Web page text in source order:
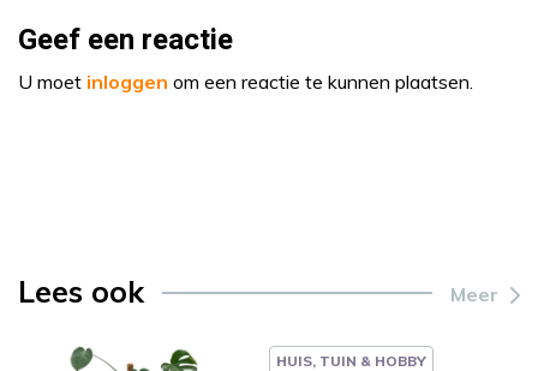
Geef een reactie
U moet inloggen om een reactie te kunnen plaatsen.
Lees ook Meer
HUIS, TUIN & HOBBY